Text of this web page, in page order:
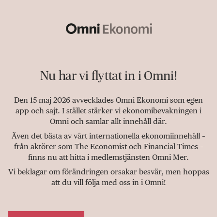
Nu har vi flyttat in i Omni!
Den 15 maj 2026 avvecklades Omni Ekonomi som egen
app och sajt. I stället stärker vi ekonomibevakningen i
Omni och samlar allt innehåll där.
Även det bästa av vårt internationella ekonomiinnehåll –
från aktörer som The Economist och Financial Times –
finns nu att hitta i medlemstjänsten Omni Mer.
Vi beklagar om förändringen orsakar besvär, men hoppas
att du vill följa med oss in i Omni!